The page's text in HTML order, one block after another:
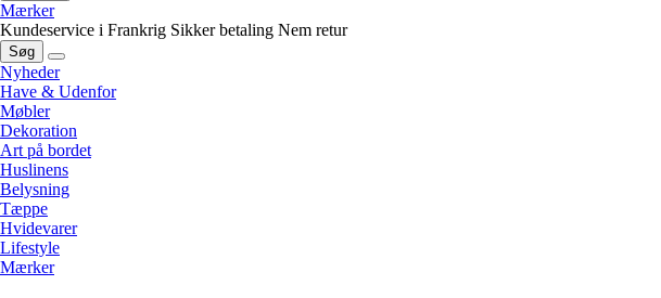
Mærker
Kundeservice i Frankrig Sikker betaling Nem retur
Søg
Nyheder
Have & Udenfor
Møbler
Dekoration
Art på bordet
Huslinens
Belysning
Tæppe
Hvidevarer
Lifestyle
Mærker